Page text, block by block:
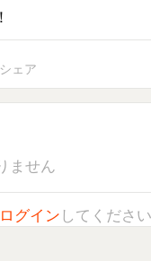
ア
せん
イン してください